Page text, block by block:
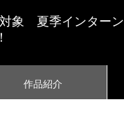
象 夏季インターン
作品紹介